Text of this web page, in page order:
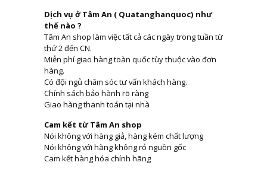
Dịch vụ ở Tâm An ( Quatanghanquoc) như
thế nào ?
Tâm An shop làm việc tất cả các ngày trong tuần từ
thứ 2 đến CN.
Miễn phí giao hàng toàn quốc tùy thuộc vào đơn
hàng.
Có đội ngủ chăm sóc tư vấn khách hàng.
Chính sách bảo hành rõ ràng
Giao hàng thanh toán tại nhà
Cam kết từ Tâm An shop
Nói không với hàng giả, hàng kém chất lượng
Nói không với hàng không rỏ nguồn gốc
Cam kết hàng hóa chính hãng